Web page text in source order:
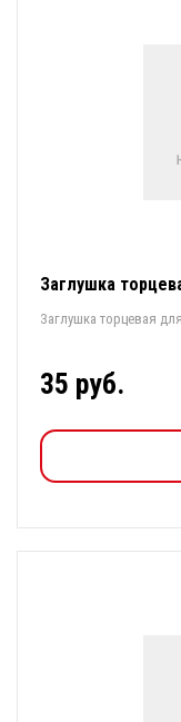
Заглушка
Заглушка торцевая
35 руб.